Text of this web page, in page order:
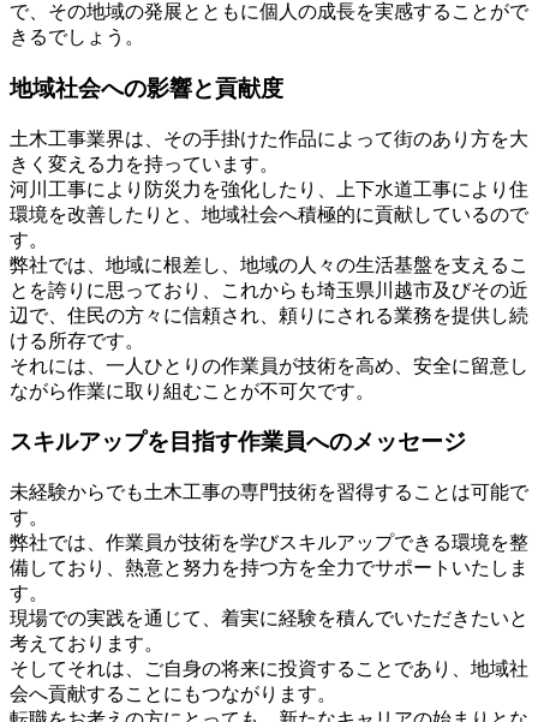
で、その地域の発展とともに個人の成長を実感することがで
きるでしょう。
地域社会への影響と貢献度
土木工事業界は、その手掛けた作品によって街のあり方を大
きく変える力を持っています。
河川工事により防災力を強化したり、上下水道工事により住
環境を改善したりと、地域社会へ積極的に貢献しているので
す。
弊社では、地域に根差し、地域の人々の生活基盤を支えるこ
とを誇りに思っており、これからも埼玉県川越市及びその近
辺で、住民の方々に信頼され、頼りにされる業務を提供し続
ける所存です。
それには、一人ひとりの作業員が技術を高め、安全に留意し
ながら作業に取り組むことが不可欠です。
スキルアップを目指す作業員へのメッセージ
未経験からでも土木工事の専門技術を習得することは可能で
す。
弊社では、作業員が技術を学びスキルアップできる環境を整
備しており、熱意と努力を持つ方を全力でサポートいたしま
す。
現場での実践を通じて、着実に経験を積んでいただきたいと
考えております。
そしてそれは、ご自身の将来に投資することであり、地域社
会へ貢献することにもつながります。